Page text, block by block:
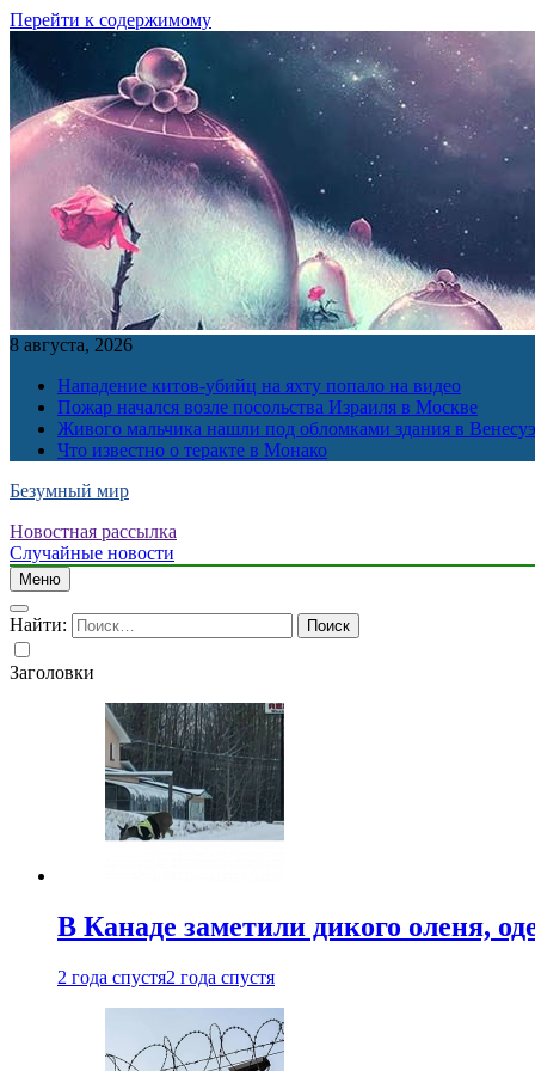
Перейти к содержимому
8 августа, 2026
Нападение китов-убийц на яхту попало на видео
Пожар начался возле посольства Израиля в Москве
Живого мальчика нашли под обломками здания в
Что известно о теракте в Монако
Безумный мир
Новостная рассылка
Случайные новости
Меню
Найти:
Заголовки
В Канаде заметили дикого оленя,
2 года спустя2 года спустя